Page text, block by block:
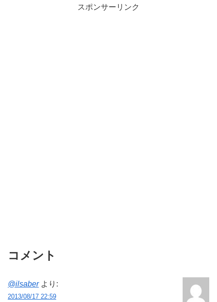
スポンサーリンク
コメント
@ilsaber より:
2013/08/17 22:59